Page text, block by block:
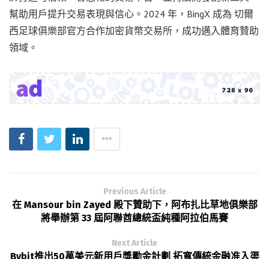
幫助用戶提升交易表現與信心。2024 年，BingX 成為 切爾
西足球俱樂部官方合作加密貨幣交易所，成功邁入體育贊助
領域。
Previous Article
在 Mansour bin Zayed 殿下贊助下，阿布扎比草地俱樂部
將舉辦第 33 屆阿聯酋總統盃純種阿拉伯馬賽
Next Article
Bybit推出50萬美元新用戶獎勵金計劃 拓寬傳統金融准入渠